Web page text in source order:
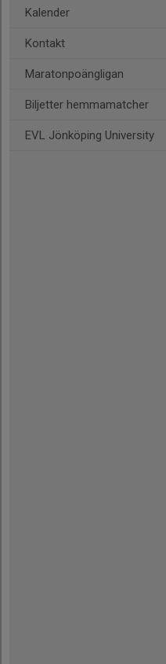
Kalender
Kontakt
Maratonpoängligan
Biljetter hemmamatcher
EVL Jönköping University